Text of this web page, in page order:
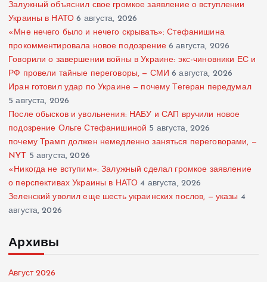
Залужный объяснил свое громкое заявление о вступлении
Украины в НАТО 6 августа, 2026
«Мне нечего было и нечего скрывать»: Стефанишина
прокомментировала новое подозрение 6 августа, 2026
Говорили о завершении войны в Украине: экс-чиновники ЕС и
РФ провели тайные переговоры, — СМИ 6 августа, 2026
Иран готовил удар по Украине — почему Тегеран передумал
5 августа, 2026
После обысков и увольнения: НАБУ и САП вручили новое
подозрение Ольге Стефанишиной 5 августа, 2026
почему Трамп должен немедленно заняться переговорами, —
NYT 5 августа, 2026
«Никогда не вступим»: Залужный сделал громкое заявление
о перспективах Украины в НАТО 4 августа, 2026
Зеленский уволил еще шесть украинских послов, — указы 4
августа, 2026
Архивы
Август 2026